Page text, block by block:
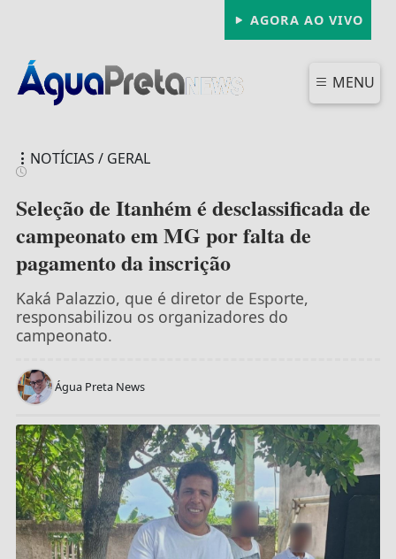
AGORA AO VIVO
MENU
NOTÍCIAS / GERAL
Seleção de Itanhém é desclassificada de
campeonato em MG por falta de
pagamento da inscrição
Kaká Palazzio, que é diretor de Esporte,
responsabilizou os organizadores do
campeonato.
Água Preta News